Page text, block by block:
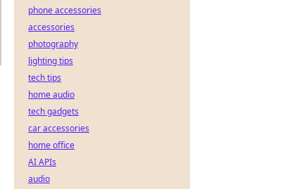
phone accessories
accessories
photography
lighting tips
tech tips
home audio
tech gadgets
car accessories
home office
AI APIs
audio